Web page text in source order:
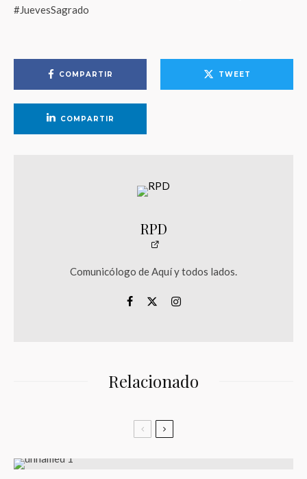
#JuevesSagrado
COMPARTIR TWEET
COMPARTIR
RPD
Comunicólogo de Aquí y todos lados.
Relacionado